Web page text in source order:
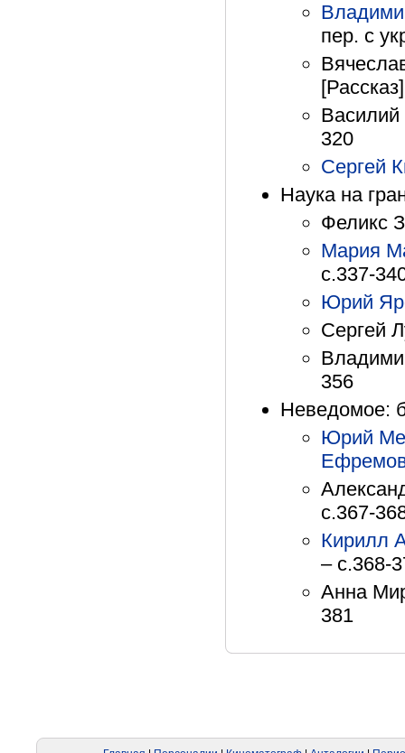
пер. с
Василий
320
Сергей
Наука на
Феликс
Мария
с.337-
Юрий
Сергей
356
Неведомое:
Юрий
с.367-
Кирилл
– с.368-
Анна
381